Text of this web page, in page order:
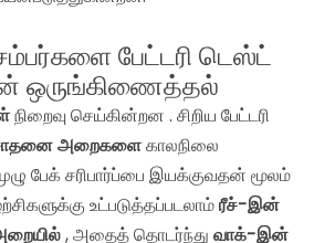
பேட்டரி டெஸ்ட்
ஒருங்கிணைத்தல்
நிறைவு செய்கின்றன . சிறிய பேட்டரி
அறைகளைகாலநிலை
பேக் சரிபார்ப்பை இயக்குவதன் மூலம்
உட்படுத்தப்படலாம்ரீச்-இன்
, அதைத் தொடர்ந்து வாக்-இன்